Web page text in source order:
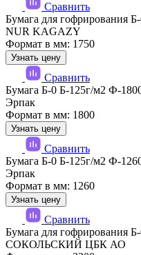
Сравнить
Бумага для гофрирования
NUR KAGAZY
Формат в мм: 1750
Узнать цену
Сравнить
Бумага Б-0 Б-125г/м2 Ф-
Эрпак
Формат в мм: 1800
Узнать цену
Сравнить
Бумага Б-0 Б-125г/м2 Ф-
Эрпак
Формат в мм: 1260
Узнать цену
Сравнить
Бумага для гофрирования
СОКОЛЬСКИЙ ЦБК АО